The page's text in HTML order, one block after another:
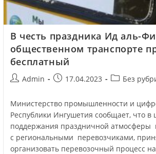
В честь праздника Ид аль-
общественном транспорте
бесплатный
Admin 17.04.2023 Без
Министерство промышленности и
Республики Ингушетия сообщает, что в
поддержания праздничной атмосферы
с региональными перевозчиками,
организовать перевозочный процесс